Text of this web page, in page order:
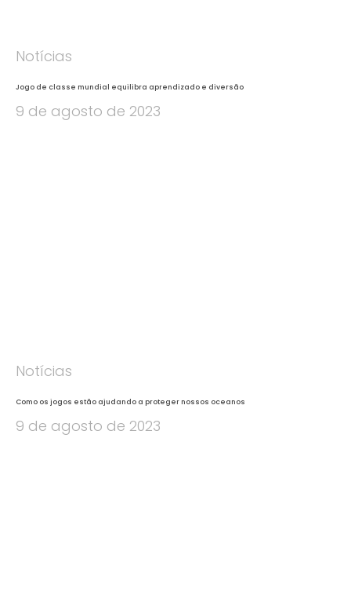
Notícias
Jogo de classe mundial equilibra aprendizado e diversão
9 de agosto de 2023
Notícias
Como os jogos estão ajudando a proteger nossos oceanos
9 de agosto de 2023